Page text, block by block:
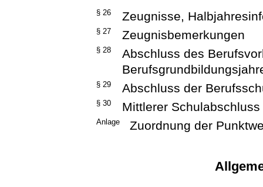
§ 26 Zeugnisse,
§ 27 Zeugnisbemerkungen
§ 28
Abschluss des
§ 29 Abschluss der
§ 30 Mittlerer Schulabschluss
Anlage Zuordnung der